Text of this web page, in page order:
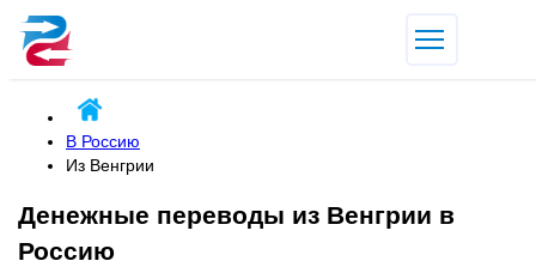
В Россию
Из Венгрии
Денежные переводы из Венгрии в
Россию